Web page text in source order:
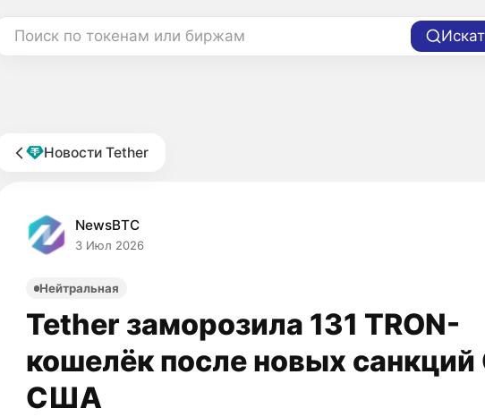
Поиск по токенам или биржам
Новости Tether
NewsBTC
3 Июл 2026
Нейтральная
Tether заморозила 131 TRON-
кошелёк после новых санкций
США